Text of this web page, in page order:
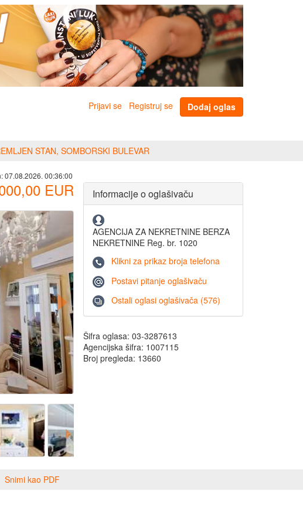
Prijavi se Registruj se Dodaj oglas
STAN, SOMBORSKI BULEVAR
07.08.2026. 00:36:00
EUR Informacije o oglašivaču
AGENCIJA ZA NEKRETNINE BERZA
NEKRETNINE Reg. br. 1020
Klikni za prikaz broja telefona
Postavi pitanje oglašivaču
Ostali oglasi oglašivača (576)
Šifra oglasa: 03-3287613
Agencijska šifra: 1007115
Broj pregleda: 13660
Snimi kao PDF